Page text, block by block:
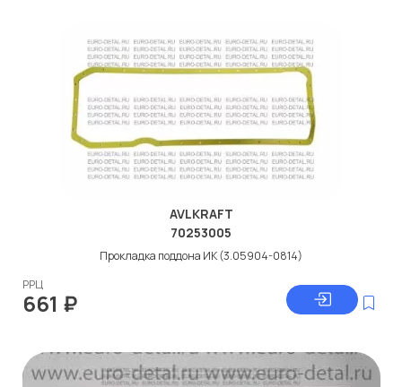
AVLKRAFT
70253005
Прокладка поддона ИК (3.05904-0814)
РРЦ
661 ₽